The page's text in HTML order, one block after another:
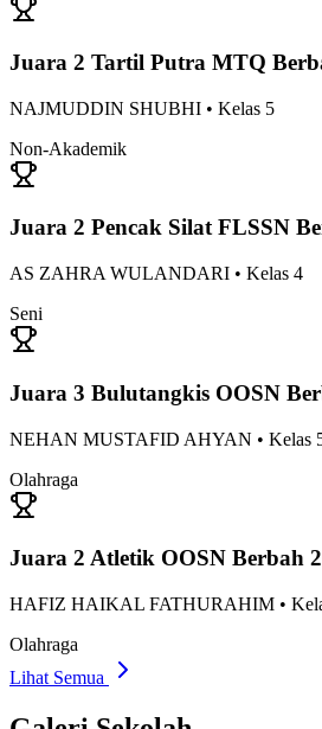
Juara 2 Tartil Putra MTQ
NAJMUDDIN SHUBHI • Kelas 5
Non-Akademik
Juara 2 Pencak Silat FLSSN
AS ZAHRA WULANDARI • Kelas 4
Seni
Juara 3 Bulutangkis OOSN
NEHAN MUSTAFID AHYAN • Kelas
Olahraga
Juara 2 Atletik OOSN Berbah
HAFIZ HAIKAL FATHURAHIM •
Olahraga
Lihat Semua